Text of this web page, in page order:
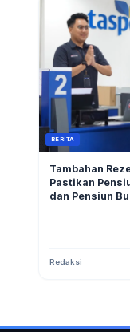
BERITA
Tambahan
Pastikan
dan Pensiun
Redaksi